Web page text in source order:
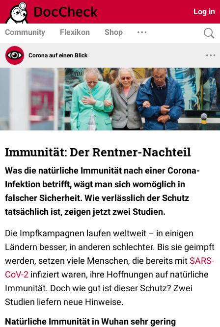
Log in
Community Flexikon Shop
Corona auf einen Blick
Immunität: Der Rentner-Nachteil
Was die natürliche Immunität nach einer Corona-
Infektion betrifft, wägt man sich womöglich in
falscher Sicherheit. Wie verlässlich der Schutz
tatsächlich ist, zeigen jetzt zwei Studien.
Die Impfkampagnen laufen weltweit – in einigen
Ländern besser, in anderen schlechter. Bis sie geimpft
werden, setzen viele Menschen, die bereits mitSARS-
CoV-2 infiziert waren, ihre Hoffnungen auf natürliche
Immunität. Doch wie gut ist dieser Schutz? Zwei
Studien liefern neue Hinweise.
Natürliche Immunität in Wuhan sehr gering